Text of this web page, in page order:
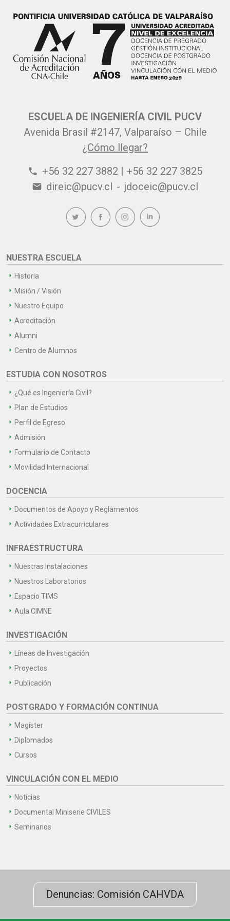
ESCUELA DE INGENIERÍA CIVIL PUCV
Avenida Brasil #2147, Valparaíso – Chile
¿Cómo llegar?
phone +56 32 227 3882 | +56 32 227 3825
email direic@pucv.cl - jdoceic@pucv.cl
NUESTRA ESCUELA
Historia
Misión / Visión
Nuestro Equipo
Acreditación
Alumni
Centro de Alumnos
ESTUDIA CON NOSOTROS
¿Qué es Ingeniería Civil?
Plan de Estudios
Perfil de Egreso
Admisión
Formulario de Contacto
Movilidad Internacional
DOCENCIA
Documentos de Apoyo y Reglamentos
Actividades Extracurriculares
INFRAESTRUCTURA
Nuestras Instalaciones
Nuestros Laboratorios
Espacio TIMS
Aula CIMNE
INVESTIGACIÓN
Líneas de Investigación
Proyectos
Publicación
POSTGRADO Y FORMACIÓN CONTINUA
Magíster
Diplomados
Cursos
VINCULACIÓN CON EL MEDIO
Noticias
Documental Miniserie CIVILES
Seminarios
Denuncias: Comisión CAHVDA